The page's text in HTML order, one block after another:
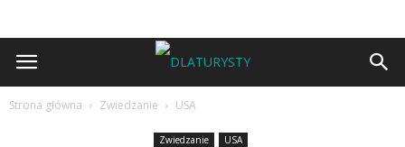
Strona główna Zwiedzanie USA
Zwiedzanie USA